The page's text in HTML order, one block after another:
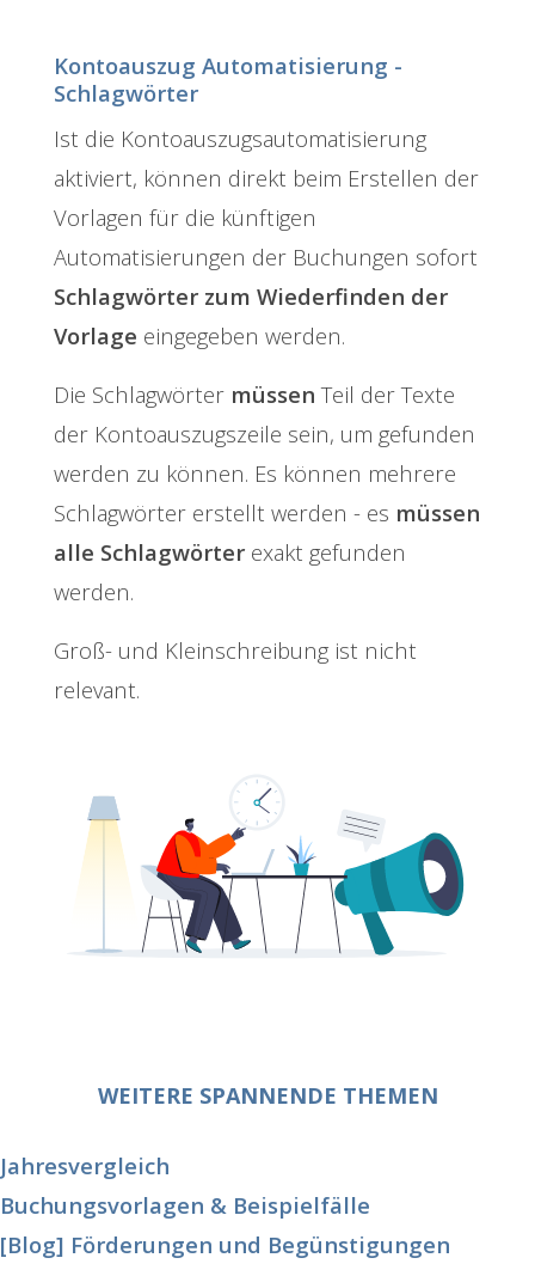
Kontoauszug Automatisierung -
Schlagwörter
Ist die Kontoauszugsautomatisierung
aktiviert, können direkt beim Erstellen der
Vorlagen für die künftigen
Automatisierungen der Buchungen sofort
Schlagwörter zum Wiederfinden der
Vorlage eingegeben werden.
Die Schlagwörter müssen Teil der Texte
der Kontoauszugszeile sein, um gefunden
werden zu können. Es können mehrere
Schlagwörter erstellt werden - es müssen
alle Schlagwörter exakt gefunden
werden.
Groß- und Kleinschreibung ist nicht
relevant.
WEITERE SPANNENDE THEMEN
Jahresvergleich
Buchungsvorlagen & Beispielfälle
[Blog] Förderungen und Begünstigungen